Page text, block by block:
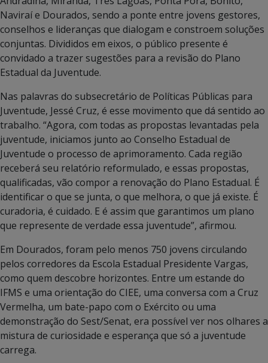
Naviraí e Dourados, sendo a ponte entre jovens gestores,
conselhos e lideranças que dialogam e constroem soluções
conjuntas. Divididos em eixos, o público presente é
convidado a trazer sugestões para a revisão do Plano
Estadual da Juventude.
Nas palavras do subsecretário de Políticas Públicas para
Juventude, Jessé Cruz, é esse movimento que dá sentido ao
trabalho. “Agora, com todas as propostas levantadas pela
juventude, iniciamos junto ao Conselho Estadual de
Juventude o processo de aprimoramento. Cada região
receberá seu relatório reformulado, e essas propostas,
qualificadas, vão compor a renovação do Plano Estadual. É
identificar o que se junta, o que melhora, o que já existe. É
curadoria, é cuidado. E é assim que garantimos um plano
que represente de verdade essa juventude”, afirmou.
Em Dourados, foram pelo menos 750 jovens circulando
pelos corredores da Escola Estadual Presidente Vargas,
como quem descobre horizontes. Entre um estande do
IFMS e uma orientação do CIEE, uma conversa com a Cruz
Vermelha, um bate-papo com o Exército ou uma
demonstração do Sest/Senat, era possível ver nos olhares a
mistura de curiosidade e esperança que só a juventude
carrega.